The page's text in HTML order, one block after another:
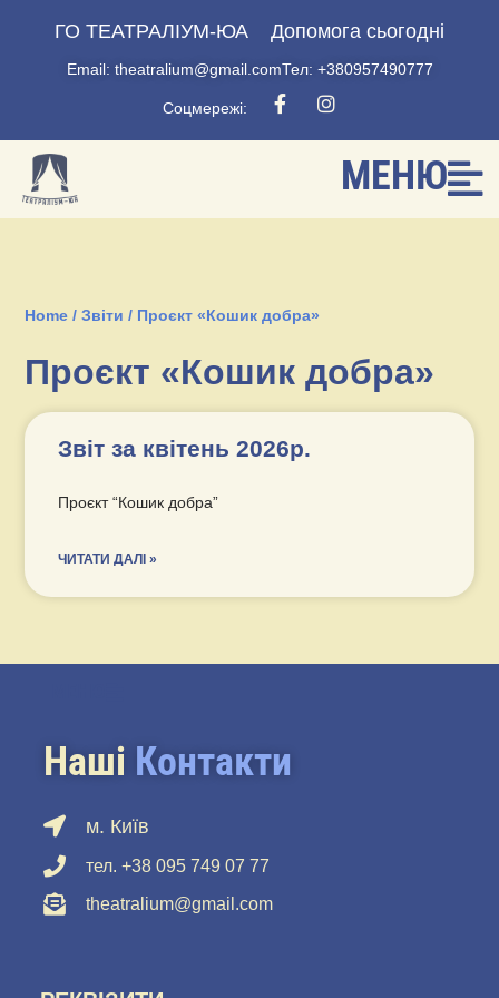
ГО ТЕАТРАЛІУМ-ЮА Допомога сьогодні
Email: theatralium@gmail.comТел: +380957490777
Соцмережі:
МЕНЮ
Home / Звіти / Проєкт «Кошик добра»
Проєкт «Кошик добра»
Звіт за квітень 2026р.
Проєкт “Кошик добра”
ЧИТАТИ ДАЛІ »
Наші Контакти
м. Київ
тел. +38 095 749 07 77
theatralium@gmail.com